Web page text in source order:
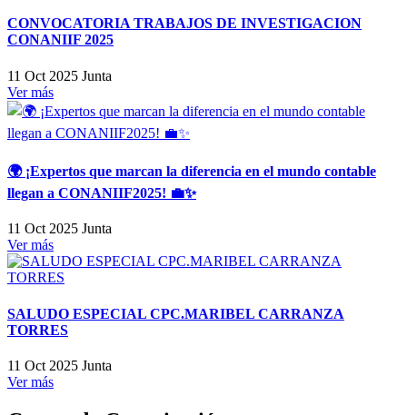
CONVOCATORIA TRABAJOS DE INVESTIGACION
CONANIIF 2025
11 Oct 2025 Junta
Ver más
🌍 ¡Expertos que marcan la diferencia en el mundo contable
llegan a CONANIIF2025! 💼✨
11 Oct 2025 Junta
Ver más
SALUDO ESPECIAL CPC.MARIBEL CARRANZA
TORRES
11 Oct 2025 Junta
Ver más